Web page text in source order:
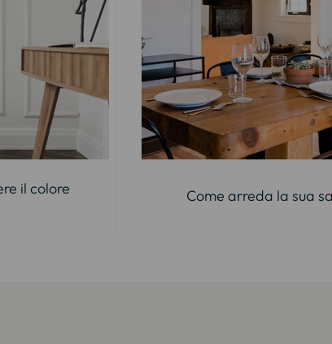
il colore
Come arreda la sua